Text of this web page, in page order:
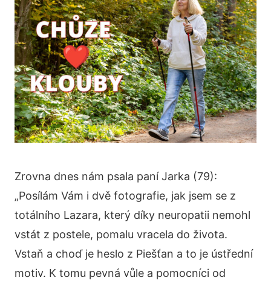
Zrovna dnes nám psala paní Jarka (79):
„Posílám Vám i dvě fotografie, jak jsem se z
totálního Lazara, který díky neuropatii nemohl
vstát z postele, pomalu vracela do života.
Vstaň a choď je heslo z Piešťan a to je ústřední
motiv. K tomu pevná vůle a pomocníci od